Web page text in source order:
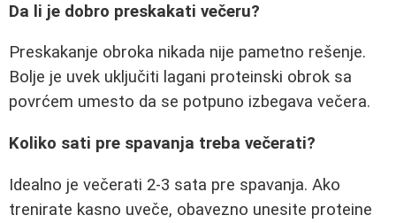
Da li je dobro preskakati večeru?
Preskakanje obroka nikada nije pametno rešenje.
Bolje je uvek uključiti lagani proteinski obrok sa
povrćem umesto da se potpuno izbegava večera.
Koliko sati pre spavanja treba večerati?
Idealno je večerati 2-3 sata pre spavanja. Ako
trenirate kasno uveče, obavezno unesite proteine